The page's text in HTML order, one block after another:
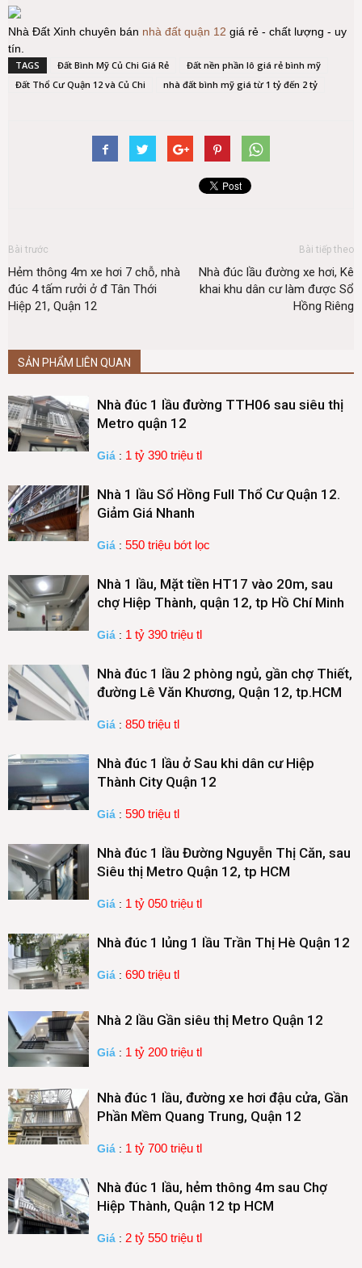
Nhà Đất Xinh chuyên bán nhà đất quận 12 giá rẻ - chất lượng - uy
tín.
TAGS Đất Bình Mỹ Củ Chi Giá Rẻ
Đất nền phần lô giá rẻ bình mỹ
Đất Thổ Cư Quận 12 và Củ Chi
nhà đất bình mỹ giá từ 1 tỷ đến 2 tỷ
Bài trước
Hẻm thông 4m xe hơi 7 chỗ, nhà
đúc 4 tấm rưởi ở đ Tân Thới
Hiệp 21, Quận 12
Bài tiếp theo
Nhà đúc lầu đường xe hơi, Kê
khai khu dân cư làm được Sổ
Hồng Riêng
SẢN PHẨM LIÊN QUAN
Nhà đúc 1 lầu đường TTH06 sau siêu thị
Metro quận 12
Giá : 1 tỷ 390 triệu tl
Nhà 1 lầu Sổ Hồng Full Thổ Cư Quận 12.
Giảm Giá Nhanh
Giá : 550 triệu bớt lọc
Nhà 1 lầu, Mặt tiền HT17 vào 20m, sau
chợ Hiệp Thành, quận 12, tp Hồ Chí Minh
Giá : 1 tỷ 390 triệu tl
Nhà đúc 1 lầu 2 phòng ngủ, gần chợ Thiết,
đường Lê Văn Khương, Quận 12, tp.HCM
Giá : 850 triệu tl
Nhà đúc 1 lầu ở Sau khi dân cư Hiệp
Thành City Quận 12
Giá : 590 triệu tl
Nhà đúc 1 lầu Đường Nguyễn Thị Căn, sau
Siêu thị Metro Quận 12, tp HCM
Giá : 1 tỷ 050 triệu tl
Nhà đúc 1 lủng 1 lầu Trần Thị Hè Quận 12
Giá : 690 triệu tl
Nhà 2 lầu Gần siêu thị Metro Quận 12
Giá : 1 tỷ 200 triệu tl
Nhà đúc 1 lầu, đường xe hơi đậu cửa, Gần
Phần Mềm Quang Trung, Quận 12
Giá : 1 tỷ 700 triệu tl
Nhà đúc 1 lầu, hẻm thông 4m sau Chợ
Hiệp Thành, Quận 12 tp HCM
Giá : 2 tỷ 550 triệu tl